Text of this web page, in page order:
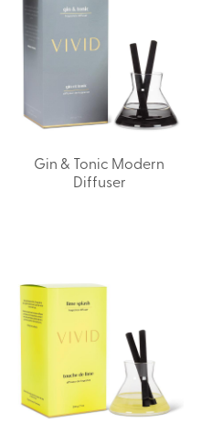
Gin & Tonic Modern
Diffuser